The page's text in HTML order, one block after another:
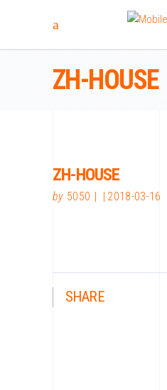
ZH-HOUSE
ZH-HOUSE
by 5050 2018-03-16
SHARE